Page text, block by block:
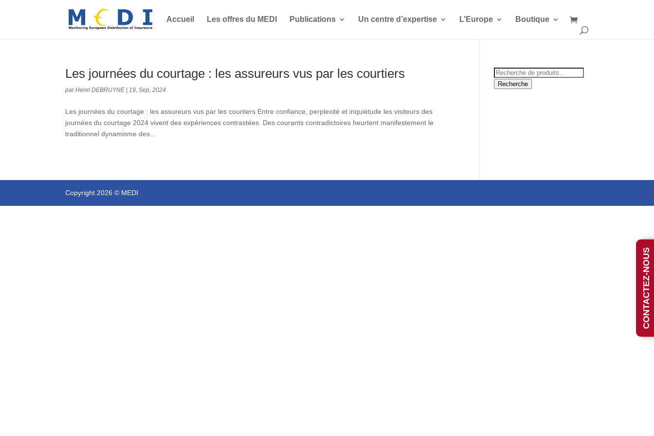
Accueil Les offres du MEDI Publications Un centre d’expertise L’Europe Boutique
Les journées du courtage : les assureurs vus par les courtiers
parHenri DEBRUYNE |19, Sep, 2024
Les journées du courtage : les assureurs vus par les courtiers Entre confiance, perplexité et inquiétude les visiteurs des
journées du courtage 2024 vivent des expériences contrastées. Des courants contradictoires heurtent manifestement le
traditionnel dynamisme des...
Recherche
pour :
Recherche
Copyright 2026 © MEDI
CONTACTEZ-NOUS